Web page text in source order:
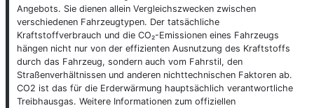
Angebots. Sie dienen allein Vergleichszwecken zwischen
verschiedenen Fahrzeugtypen. Der tatsächliche
Kraftstoffverbrauch und die CO₂-Emissionen eines Fahrzeugs
hängen nicht nur von der effizienten Ausnutzung des Kraftstoffs
durch das Fahrzeug, sondern auch vom Fahrstil, den
Straßenverhältnissen und anderen nichttechnischen Faktoren ab.
CO2 ist das für die Erderwärmung hauptsächlich verantwortliche
Treibhausgas. Weitere Informationen zum offiziellen